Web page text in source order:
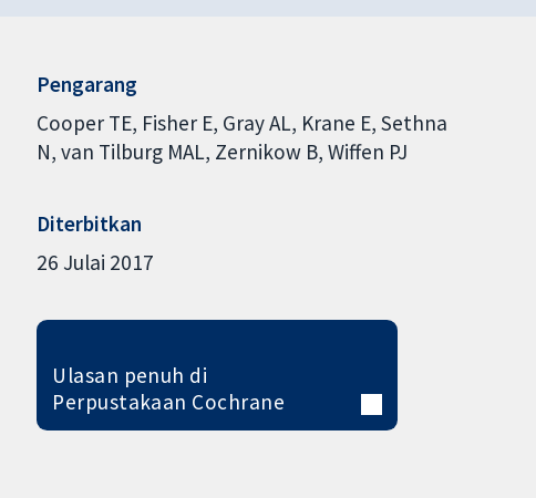
Pengarang
Cooper TE Fisher E Gray AL Krane E Sethna
N van Tilburg MAL Zernikow B Wiffen PJ
Diterbitkan
26 Julai 2017
Ulasan penuh di
Perpustakaan Cochrane